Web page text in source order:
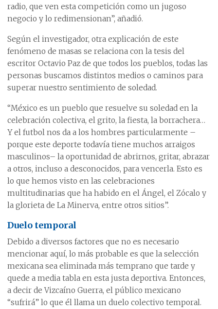
radio, que ven esta competición como un jugoso
negocio y lo redimensionan”, añadió.
Según el investigador, otra explicación de este
fenómeno de masas se relaciona con la tesis del
escritor Octavio Paz de que todos los pueblos, todas las
personas buscamos distintos medios o caminos para
superar nuestro sentimiento de soledad.
“México es un pueblo que resuelve su soledad en la
celebración colectiva, el grito, la fiesta, la borrachera…
Y el futbol nos da a los hombres particularmente –
porque este deporte todavía tiene muchos arraigos
masculinos– la oportunidad de abrirnos, gritar, abrazar
a otros, incluso a desconocidos, para vencerla. Esto es
lo que hemos visto en las celebraciones
multitudinarias que ha habido en el Ángel, el Zócalo y
la glorieta de La Minerva, entre otros sitios”.
Duelo temporal
Debido a diversos factores que no es necesario
mencionar aquí, lo más probable es que la selección
mexicana sea eliminada más temprano que tarde y
quede a media tabla en esta justa deportiva. Entonces,
a decir de Vizcaíno Guerra, el público mexicano
“sufrirá” lo que él llama un duelo colectivo temporal.